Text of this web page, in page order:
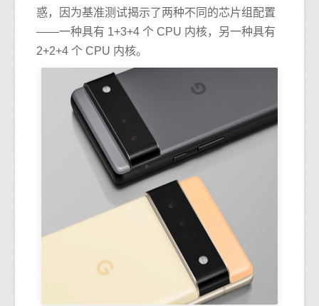
惑，因为基准测试揭示了两种不同的芯片组配置
——一种具有 1+3+4 个 CPU 内核，另一种具有
2+2+4 个 CPU 内核。